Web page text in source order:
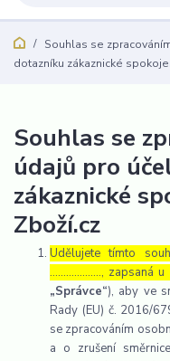
Souhlas se
dotazníku zákaznické
Souhlas se
údajů pro
zákaznické
Zboží.cz
Udělujete tímto
………………., zapsaná
„Správce“), aby ve
Rady (EU) č. 2016/
se zpracováním
a o zrušení